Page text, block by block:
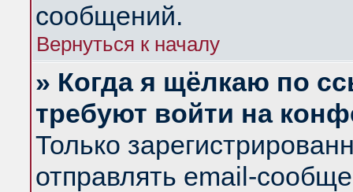
сообщений.
Вернуться к началу
» Когда я щёлкаю по
требуют войти на
Только
отправлять email-